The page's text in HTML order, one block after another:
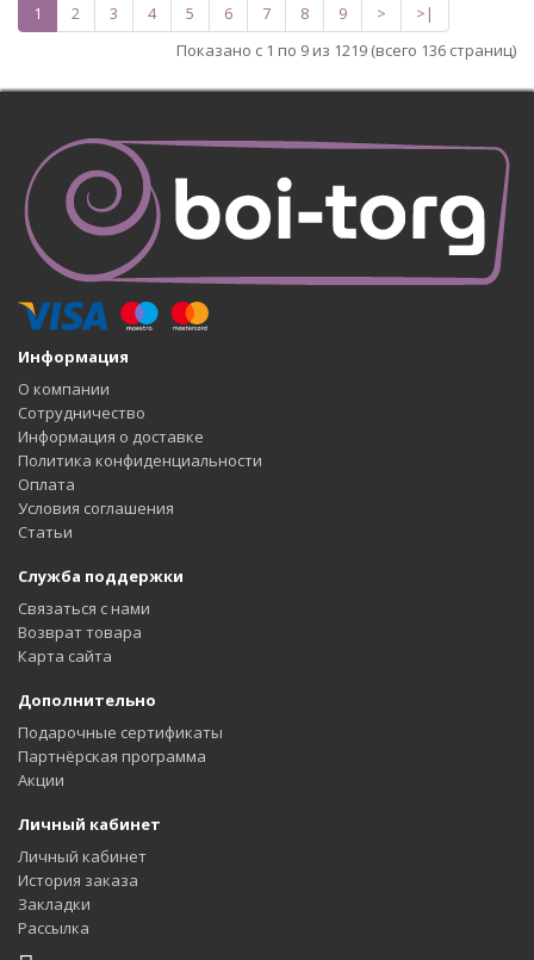
1 2 3 4 5 6 7 8 9 >
>|
Показано с 1 по 9 из 1219 (всего 136 страниц)
Информация
О компании
Сотрудничество
Информация о доставке
Политика конфиденциальности
Оплата
Условия соглашения
Статьи
Служба поддержки
Связаться с нами
Возврат товара
Карта сайта
Дополнительно
Подарочные сертификаты
Партнёрская программа
Акции
Личный кабинет
Личный кабинет
История заказа
Закладки
Рассылка